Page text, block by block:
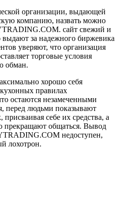
организации, выдающей
компанию, назвать можно
сайт свежий и
за надежного биржевика
уверяют, что организация
торговые условия
обман.
хорошо себя
правилах
остаются незамеченными
перед людьми показывают
себе их средства, а
прекращают общаться. Вывод
недоступен,
лохотрон.